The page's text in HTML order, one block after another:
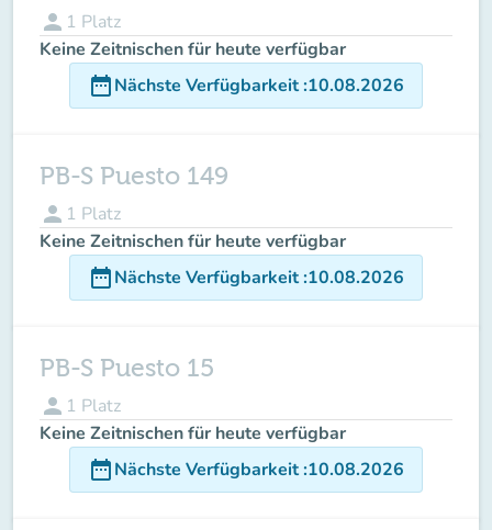
person 1 Platz
Keine Zeitnischen für heute verfügbar
date_rangeNächste Verfügbarkeit:10.08.2026
PB-S Puesto 149
person 1 Platz
Keine Zeitnischen für heute verfügbar
date_rangeNächste Verfügbarkeit:10.08.2026
PB-S Puesto 15
person 1 Platz
Keine Zeitnischen für heute verfügbar
date_rangeNächste Verfügbarkeit:10.08.2026